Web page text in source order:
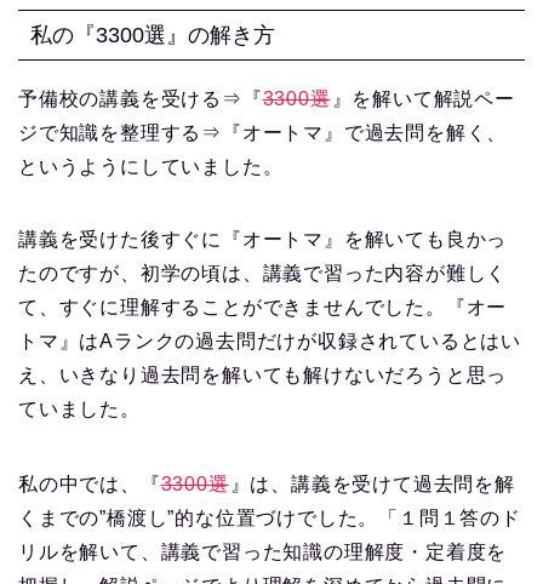
私の『3300選』の解き方
予備校の講義を受ける⇒『3300選 』を解いて解説ペー
ジで知識を整理する⇒『オートマ』で過去問を解く、
というようにしていました。
講義を受けた後すぐに『オートマ』を解いても良かっ
たのですが、初学の頃は、講義で習った内容が難しく
て、すぐに理解することができませんでした。『オー
トマ』はAランクの過去問だけが収録されているとはい
え、いきなり過去問を解いても解けないだろうと思っ
ていました。
私の中では、『3300選 』は、講義を受けて過去問を解
くまでの”橋渡し”的な位置づけでした。「１問１答のド
リルを解いて、講義で習った知識の理解度・定着度を